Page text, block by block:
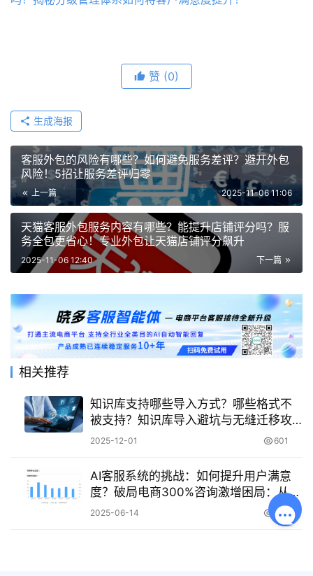
赞 (0)
生成海报
客服外包的风险有哪些？如何避免服务差评？避开外包
风险！5招让服务差评归零
上一篇 2025-11-06 11:06
天猫客服外包服务内容有哪些？能提升店铺评分吗？服
务全包更省心！专业外包让天猫店铺评分飙升
下一篇
2025-11-06 12:40
相关推荐
知识库支持哪些导入方式？哪些格式不
被支持？知识库导入避坑与无缝迁移攻
略：全面解析兼容格式与限制类型，附
2025-12-01 601
AI客服系统的挑战：如何提升用户满意
度？破局电商300%咨询激增困局：从机
械墙拆除、多意图识别到人机黄金配
比，拆解满意度跃升14%的实战路径！
2025-06-14 747